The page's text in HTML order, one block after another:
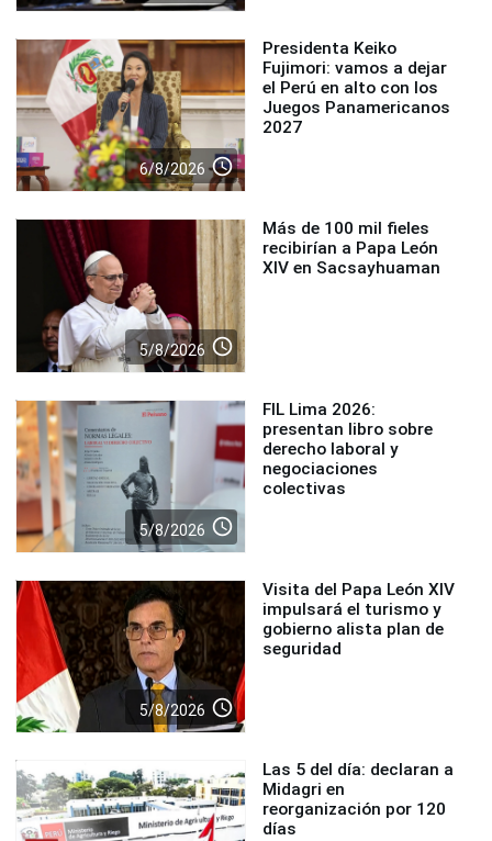
6/8/2026 access_time
Presidenta Keiko
Fujimori: vamos a dejar
el Perú en alto con los
Juegos Panamericanos
2027
5/8/2026 access_time
Más de 100 mil fieles
recibirían a Papa León
XIV en Sacsayhuaman
5/8/2026 access_time
FIL Lima 2026:
presentan libro sobre
derecho laboral y
negociaciones
colectivas
5/8/2026 access_time
Visita del Papa León XIV
impulsará el turismo y
gobierno alista plan de
seguridad
Las 5 del día: declaran a
Midagri en
reorganización por 120
días